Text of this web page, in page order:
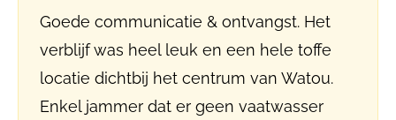
Goede communicatie & ontvangst. Het
verblijf was heel leuk en een hele toffe
locatie dichtbij het centrum van Watou.
Enkel jammer dat er geen vaatwasser